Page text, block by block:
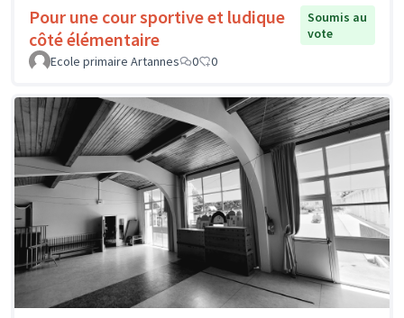
Pour une cour sportive et ludique
côté élémentaire
Soumis au
vote
Ecole primaire Artannes
0 0